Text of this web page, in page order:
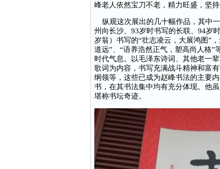
峰老人依然宝刀不老，精力旺盛，坚
纵观这次展出的几十幅作品，其中
州向长沙、93岁时书写的长联、94岁
岁翁）书写的“壮志凌云，大展鸿图”
道远”、“语养浩然正气，塑高尚人格”
时代气息。以毛泽东诗词、其他老一
歌词为内容，书写充满战斗精神和富
纲领等，这些已成为赵峰书法的主要
书，在其书法集中均有充分体现。他
堪称书坛奇迹。